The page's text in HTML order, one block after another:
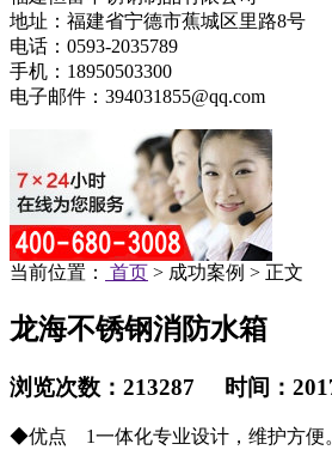
地址：福建省宁德市蕉城区里路8号
电话：0593-2035789
手机：18950503300
电子邮件：394031855@qq.com
当前位置： 首页 > 成功案例 > 正文
龙海不锈钢消防水箱
浏览次数：213287 时间：
◆优点 1一体化专业设计，维护方便